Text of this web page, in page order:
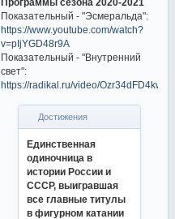
Показательный - "Эсмеральда":
https://www.youtube.com/watch?
v=pIjYGD48r9A
Показательный - "Внутренний
свет":
https://radikal.ru/video/Ozr34dFD4kw
Достижения
Единственная
одиночница в
истории России и
СССР, выигравшая
все главные титулы
в фигурном катании